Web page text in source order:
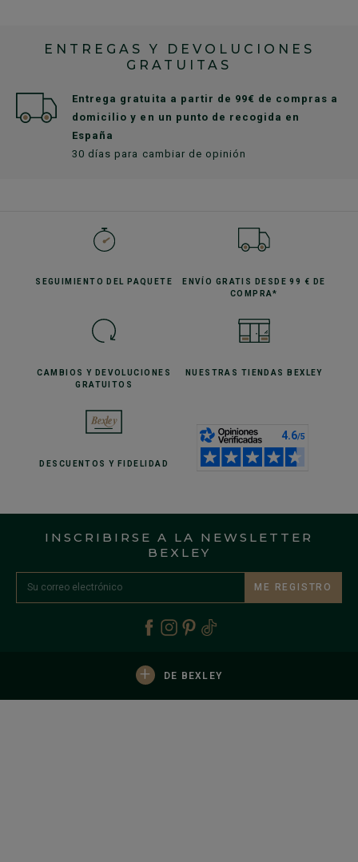
ENTREGAS Y DEVOLUCIONES
GRATUITAS
Entrega gratuita a partir de 99€ de compras a
domicilio y en un punto de recogida en
España
30 días para cambiar de opinión
SEGUIMIENTO DEL PAQUETE ENVÍO GRATIS
DESDE 99 € DE
COMPRA*
CAMBIOS Y DEVOLUCIONES
GRATUITOS
NUESTRAS TIENDAS BEXLEY
DESCUENTOSY FIDELIDAD
INSCRIBIRSE A LA NEWSLETTER
BEXLEY
ME REGISTRO
+ DE BEXLEY